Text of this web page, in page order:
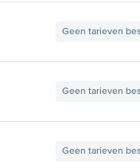
Geen tarieven
Geen tarieven
Geen tarieven